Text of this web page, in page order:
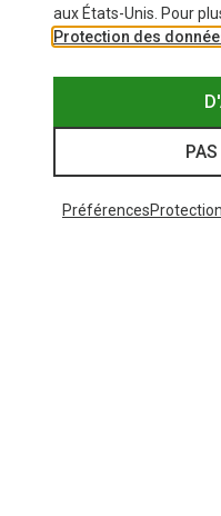
aux États-Unis. Pour
Protection des
Préférences